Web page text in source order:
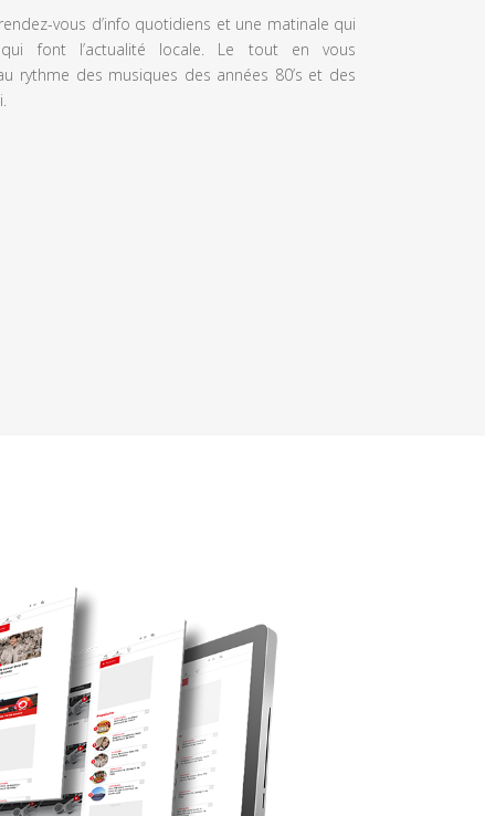
vous d’info quotidiens et une matinale qui
font l’actualité locale. Le tout en vous
rythme des musiques des années 80’s et des